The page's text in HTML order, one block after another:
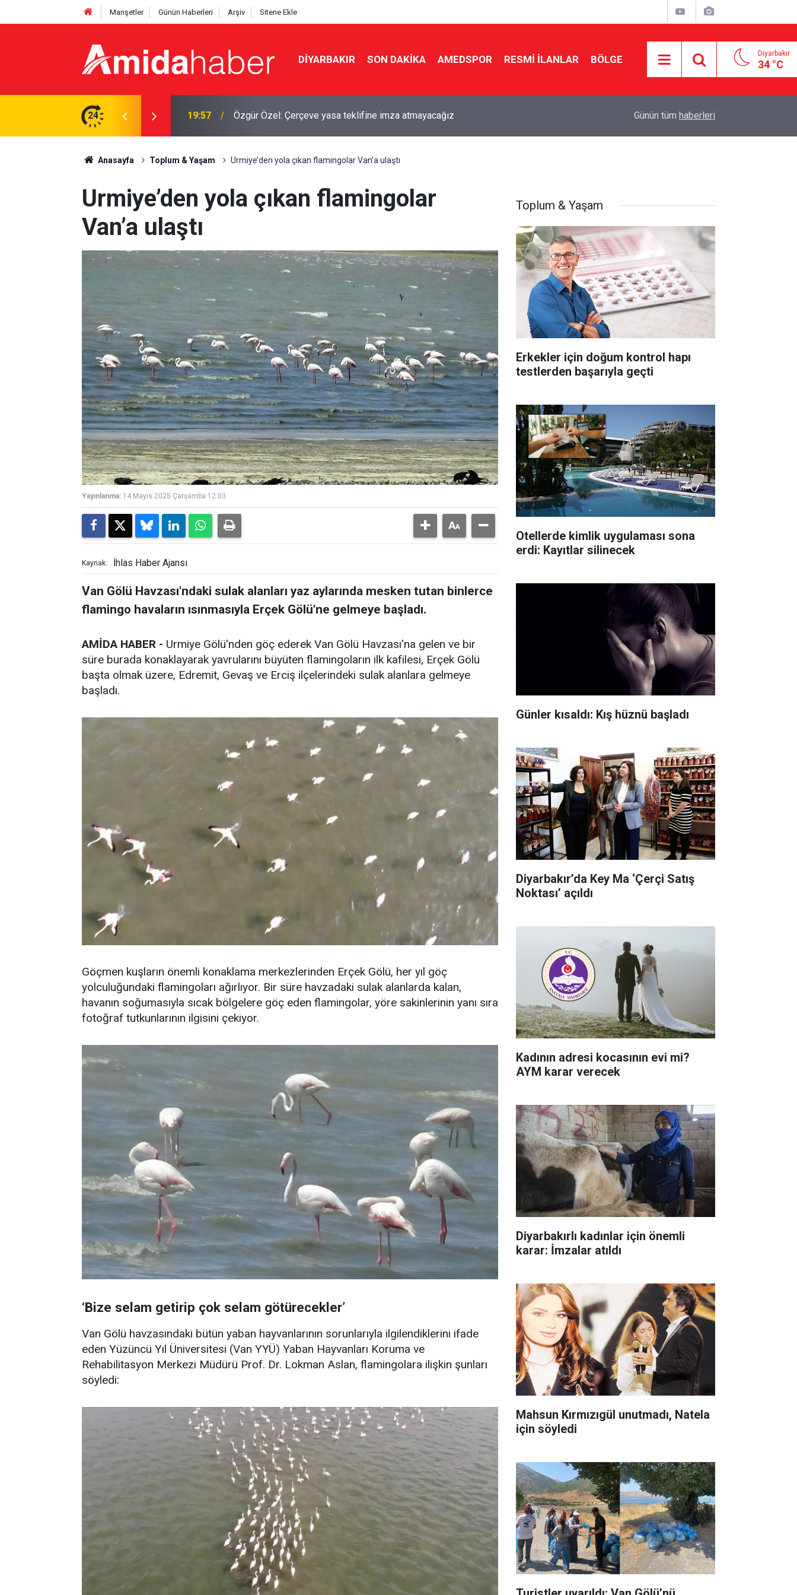
Manşetler Günün Haberleri Arşiv Sitene Ekle
DIYARBAKIR SON DAKIKA AMEDSPOR RESMI İLANLAR BÖLGE Diyarbakır
34 °C
24
imza atmayacağız 19:43 Diyarbakır’da akademi camiasını yasa boğan kayıp Günün tüm haberleri
Anasayfa Toplum & Yaşam Urmiye’den yola çıkan flamingolar Van’a ulaştı
Urmiye’den yola çıkan flamingolar
Van’a ulaştı
Yayınlanma: 14 Mayıs 2025 Çarşamba 12:03
Kaynak: İhlas Haber Ajansı
Van Gölü Havzası'ndaki sulak alanları yaz aylarında mesken tutan binlerce
flamingo havaların ısınmasıyla Erçek Gölü'ne gelmeye başladı.
AMİDA HABER - Urmiye Gölü'nden göç ederek Van Gölü Havzası'na gelen ve bir
süre burada konaklayarak yavrularını büyüten flamingoların ilk kafilesi, Erçek Gölü
başta olmak üzere, Edremit, Gevaş ve Erciş ilçelerindeki sulak alanlara gelmeye
başladı.
Göçmen kuşların önemli konaklama merkezlerinden Erçek Gölü, her yıl göç
yolculuğundaki flamingoları ağırlıyor. Bir süre havzadaki sulak alanlarda kalan,
havanın soğumasıyla sıcak bölgelere göç eden flamingolar, yöre sakinlerinin yanı sıra
fotoğraf tutkunlarının ilgisini çekiyor.
‘Bize selam getirip çok selam götürecekler’
Van Gölü havzasındaki bütün yaban hayvanlarının sorunlarıyla ilgilendiklerini ifade
eden Yüzüncü Yıl Üniversitesi (Van YYÜ) Yaban Hayvanları Koruma ve
Rehabilitasyon Merkezi Müdürü Prof. Dr. Lokman Aslan, flamingolara ilişkin şunları
söyledi:
Toplum & Yaşam
Erkekler için doğum kontrol hapı
testlerden başarıyla geçti
Otellerde kimlik uygulaması sona
erdi: Kayıtlar silinecek
Günler kısaldı: Kış hüznü başladı
Diyarbakır’da Key Ma ‘Çerçi Satış
Noktası’ açıldı
Kadının adresi kocasının evi mi?
AYM karar verecek
Diyarbakırlı kadınlar için önemli
karar: İmzalar atıldı
Mahsun Kırmızıgül unutmadı, Natela
için söyledi